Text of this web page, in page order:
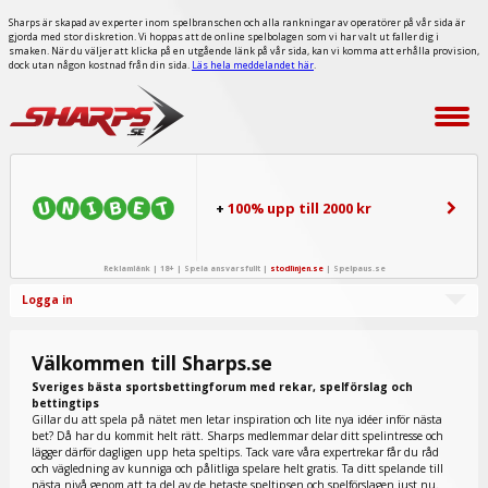
Sharps är skapad av experter inom spelbranschen och alla rankningar av operatörer på vår sida är
gjorda med stor diskretion. Vi hoppas att de online spelbolagen som vi har valt ut faller dig i
smaken. När du väljer att klicka på en utgående länk på vår sida, kan vi komma att erhålla provision,
dock utan någon kostnad från din sida. Läs hela meddelandet här.
+100% upp till 2000 kr
Reklamlänk | 18+ | Spela ansvarsfullt | stodlinjen.se| Spelpaus.se
Logga in
Välkommen till Sharps.se
Sveriges bästa sportsbettingforum med rekar, spelförslag och
bettingtips
Gillar du att spela på nätet men letar inspiration och lite nya idéer inför nästa
bet? Då har du kommit helt rätt. Sharps medlemmar delar ditt spelintresse och
lägger därför dagligen upp heta speltips. Tack vare våra expertrekar får du råd
och vägledning av kunniga och pålitliga spelare helt gratis. Ta ditt spelande till
nästa nivå genom att ta del av de hetaste speltipsen och spelförslagen just nu.